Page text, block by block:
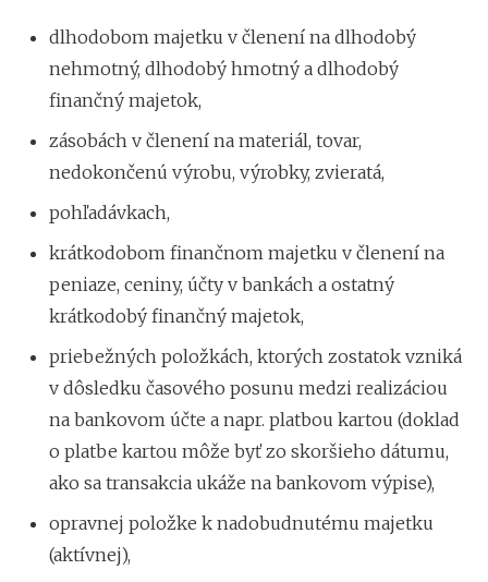
dlhodobom majetku v členení na dlhodobý
nehmotný, dlhodobý hmotný a dlhodobý
finančný majetok,
zásobách v členení na materiál, tovar,
nedokončenú výrobu, výrobky, zvieratá,
pohľadávkach,
krátkodobom finančnom majetku v členení na
peniaze, ceniny, účty v bankách a ostatný
krátkodobý finančný majetok,
priebežných položkách, ktorých zostatok vzniká
v dôsledku časového posunu medzi realizáciou
na bankovom účte a napr. platbou kartou (doklad
o platbe kartou môže byť zo skoršieho dátumu,
ako sa transakcia ukáže na bankovom výpise),
opravnej položke k nadobudnutému majetku
(aktívnej),